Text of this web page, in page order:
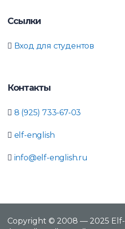
Ссылки
Вход для студентов
Контакты
8 (925) 733-67-03
elf-english
info@elf-english.ru
Copyright © 2008 — 2025